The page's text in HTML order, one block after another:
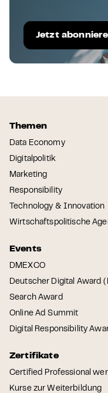
Jetzt
Themen
Data Economy
Digitalpolitik
Marketing
Responsibility
Technology & Innovation
Wirtschaftspolitische
Events
DMEXCO
Deutscher Digital Award
Search Award
Online Ad Summit
Digital Responsibility
Zertifikate
Certified Professional
Kurse zur Weiterbildung